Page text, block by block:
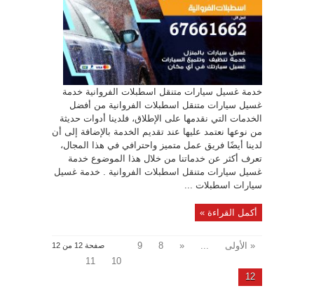
خدمة غسيل سيارات متنقل اسطبلات الفروانية خدمة
غسيل سيارات متنقل اسطبلات الفروانية من أفضل
الخدمات التي نقدمها على الإطلاق، فلدينا أدوات حديثة
من نوعها نعتمد عليها عند تقديم الخدمة بالإضافة إلى أن
لدينا أيضًا فريق عمل متميز واحترافي في هذا المجال،
تعرف أكثر عن خدماتنا من خلال هذا الموضوع خدمة
غسيل سيارات متنقل اسطبلات الفروانية . خدمة غسيل
سيارات اسطبلات ...
أكمل القراءة »
صفحة 12 من 12 « الأولى «
8
9
10
11
12